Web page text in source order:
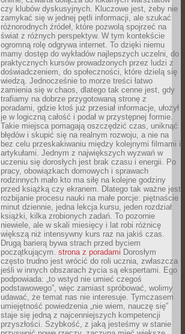
czy klubów dyskusyjnych. Kluczowe jest, żeby nie
zamykać się w jednej pętli informacji, ale szukać
różnorodnych źródeł, które pozwolą spojrzeć na
świat z różnych perspektyw. W tym kontekście
ogromną rolę odgrywa internet. To dzięki niemu
mamy dostęp do wykładów najlepszych uczelni, do
praktycznych kursów prowadzonych przez ludzi z
doświadczeniem, do społeczności, które dzielą się
wiedzą. Jednocześnie to morze treści łatwo
zamienia się w chaos, dlatego tak cenne jest, gdy
trafiamy na dobrze przygotowaną stronę z
poradami, gdzie ktoś już przesiał informacje, ułożył
je w logiczną całość i podał w przystępnej formie.
Takie miejsca pomagają oszczędzić czas, uniknąć
błędów i skupić się na realnym rozwoju, a nie na
bez celu przeskakiwaniu między kolejnymi filmami i
artykułami. Jednym z największych wyzwań w
uczeniu się dorosłych jest brak czasu i energii. Po
pracy, obowiązkach domowych i sprawach
rodzinnych mało kto ma siłę na kolejne godziny
przed książką czy ekranem. Dlatego tak ważne jest
rozbijanie procesu nauki na małe porcje: piętnaście
minut dziennie, jedna lekcja kursu, jeden rozdział
książki, kilka zrobionych zadań. To pozornie
niewiele, ale w skali miesięcy i lat robi różnicę
większą niż intensywny kurs raz na jakiś czas.
Drugą barierą bywa strach przed byciem
początkującym. strona z poradami Dorosłym
często trudno jest wrócić do roli ucznia, zwłaszcza
jeśli w innych obszarach życia są ekspertami. Ego
podpowiada: „to wstyd nie umieć czegoś
podstawowego”, więc zamiast spróbować, wolimy
udawać, że temat nas nie interesuje. Tymczasem
umiejętność powiedzenia „nie wiem, nauczę się”
staje się jedną z najcenniejszych kompetencji
przyszłości. Szybkość, z jaką jesteśmy w stanie